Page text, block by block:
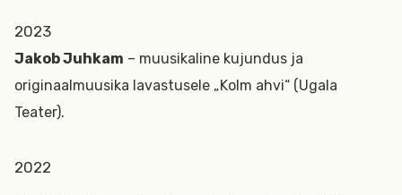
2023
Jakob Juhkam – muusikaline kujundus ja
originaalmuusika lavastusele „Kolm ahvi“ (Ugala
Teater).
2022